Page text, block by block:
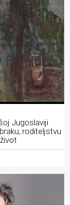
Jugoslaviji
roditeljstvu